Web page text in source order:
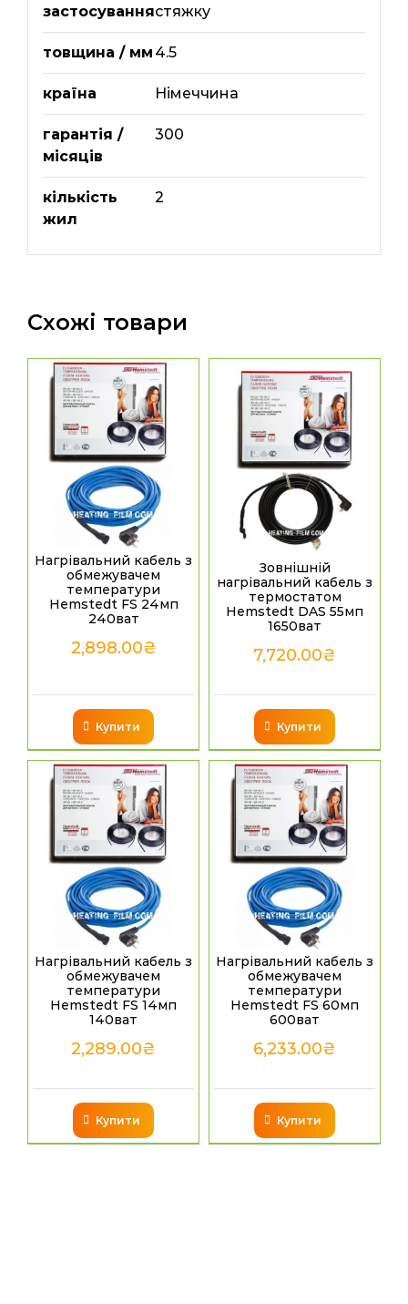
застосуваннястяжку
товщина / мм 4.5
країна Німеччина
гарантія /
місяців
300
кількість
жил
2
Схожі товари
Нагрівальний кабель з
обмежувачем
температури
Hemstedt FS 24мп
240ват
2,898.00₴
Купити
Зовнішній
нагрівальний кабель з
термостатом
Hemstedt DAS 55мп
1650ват
7,720.00₴
Купити
Нагрівальний кабель з
обмежувачем
температури
Hemstedt FS 14мп
140ват
2,289.00₴
Купити
Нагрівальний кабель з
обмежувачем
температури
Hemstedt FS 60мп
600ват
6,233.00₴
Купити